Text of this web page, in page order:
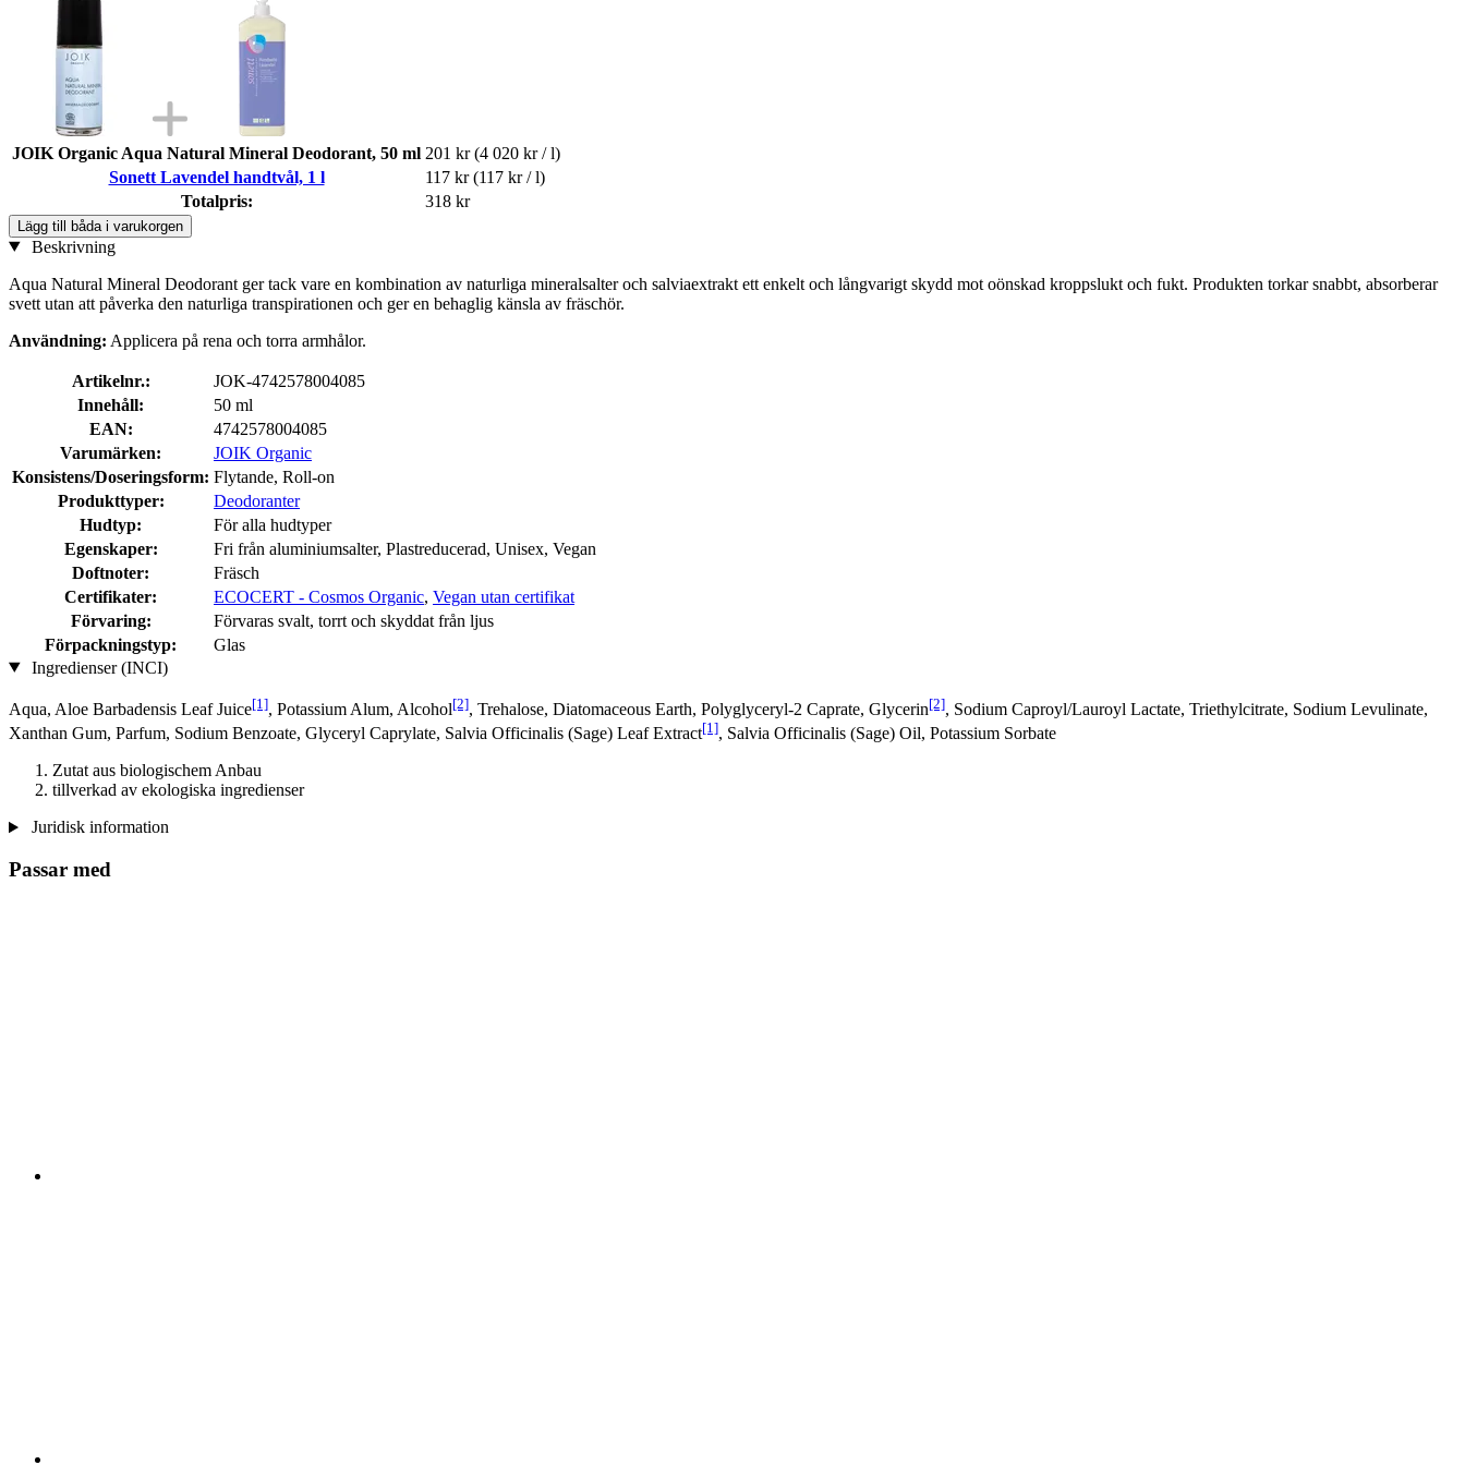
JOIK Organic Aqua Natural Mineral Deodorant, 50 ml 201 kr (4 020 kr / l)
Sonett Lavendel handtvål, 1 l
117 kr (117 kr / l)
Totalpris:
318 kr
Lägg till båda i varukorgen
Beskrivning
Aqua Natural Mineral Deodorant ger tack vare en kombination av naturliga mineralsalter och salviaextrakt ett enkelt och långvarigt skydd mot oönskad kroppslukt och fukt. Produkten torkar snabbt, absorberar
svett utan att påverka den naturliga transpirationen och ger en behaglig känsla av fräschör.
Användning: Applicera på rena och torra armhålor.
Artikelnr.:
JOK-4742578004085
Innehåll:
50 ml
EAN:
4742578004085
Varumärken:
JOIK Organic
Konsistens/Doseringsform: Flytande, Roll-on
Produkttyper:
Deodoranter
Hudtyp:
För alla hudtyper
Egenskaper:
Fri från aluminiumsalter, Plastreducerad, Unisex, Vegan
Doftnoter:
Fräsch
Certifikater:
ECOCERT - Cosmos Organic, Vegan utan certifikat
Förvaring:
Förvaras svalt, torrt och skyddat från ljus
Förpackningstyp:
Glas
Ingredienser (INCI)
Aqua, Aloe Barbadensis Leaf Juice[1], Potassium Alum, Alcohol[2], Trehalose, Diatomaceous Earth, Polyglyceryl-2 Caprate, Glycerin[2], Sodium Caproyl/Lauroyl Lactate, Triethylcitrate, Sodium Levulinate,
Xanthan Gum, Parfum, Sodium Benzoate, Glyceryl Caprylate, Salvia Officinalis (Sage) Leaf Extract[1], Salvia Officinalis (Sage) Oil, Potassium Sorbate
Zutat aus biologischem Anbau
tillverkad av ekologiska ingredienser
Juridisk information
Passar med